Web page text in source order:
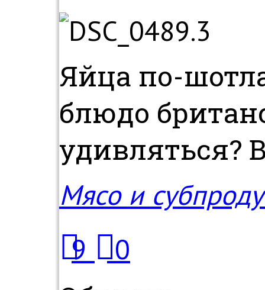
Яйца по-
блюдо
удивляться?
Мясо и
9
0